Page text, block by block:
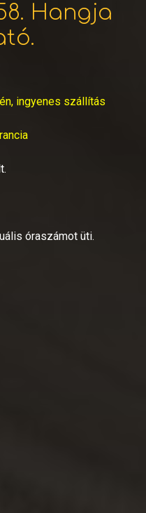
Hangja
ingyenes szállítás
óraszámot üti.